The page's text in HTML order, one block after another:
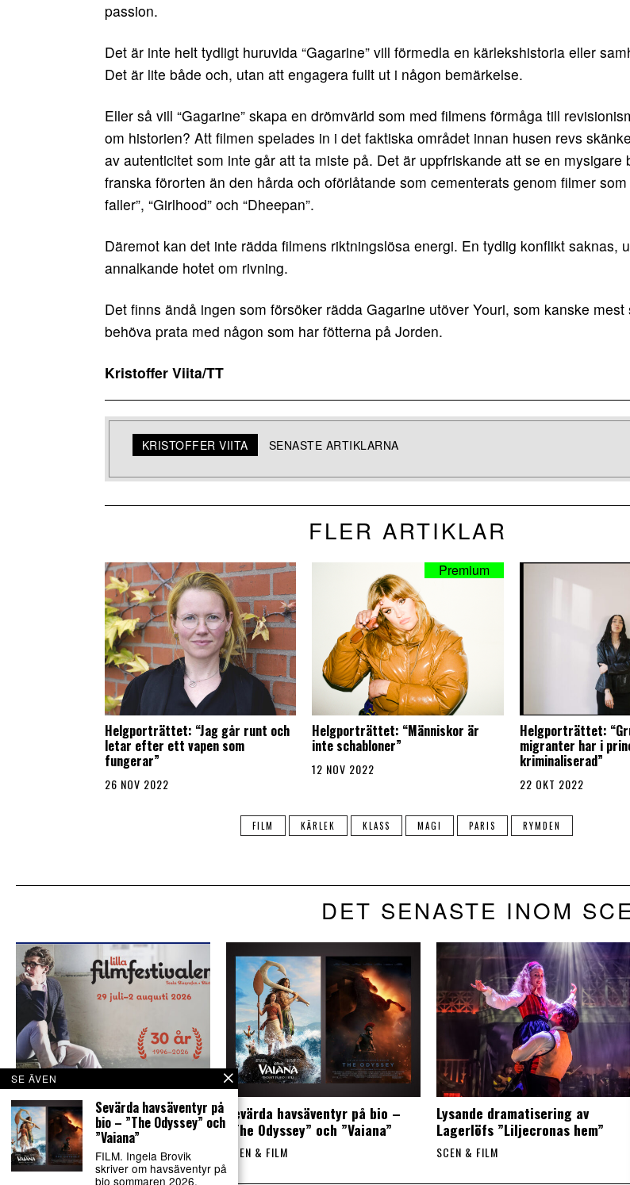
passion.
Det är inte helt tydligt huruvida “Gagarine” vill förmedla en kärlekshistoria eller
Det är lite både och, utan att engagera fullt ut i någon bemärkelse.
Eller så vill “Gagarine” skapa en drömvärld som med filmens förmåga till
om historien? Att filmen spelades in i det faktiska området innan husen revs
av autenticitet som inte går att ta miste på. Det är uppfriskande att se en mysigare
franska förorten än den hårda och oförlåtande som cementerats genom filmer som
faller”, “Girlhood” och “Dheepan”.
Däremot kan det inte rädda filmens riktningslösa energi. En tydlig konflikt saknas,
annalkande hotet om rivning.
Det finns ändå ingen som försöker rädda Gagarine utöver Youri, som kanske mest
behöva prata med någon som har fötterna på Jorden.
Kristoffer Viita/TT
KRISTOFFER VIITA SENASTE ARTIKLARNA
FLER ARTIKLAR
Helgporträttet: “Jag går runt och
letar efter ett vapen som
fungerar”
26 NOV 2022
Helgporträttet: “Människor är
inte schabloner”
12 NOV 2022
Helgporträttet:
migranter har i
kriminaliserad”
22 OKT 2022
FILM KÄRLEK KLASS MAGI PARIS RYMDEN
DET SENASTE INOM
Liten festival firar 30 år med
stor filmkonst
SCEN & FILM
Sevärda havsäventyr på bio –
”The Odyssey” och ”Vaiana”
SCEN & FILM
Lysande dramatisering av
Lagerlöfs ”Liljecronas hem”
SCEN & FILM
SE ÄVEN
Sevärda havsäventyr på
bio – ”The Odyssey” och
”Vaiana”
FILM. Ingela Brovik
skriver om havsäventyr på
bio sommaren 2026.